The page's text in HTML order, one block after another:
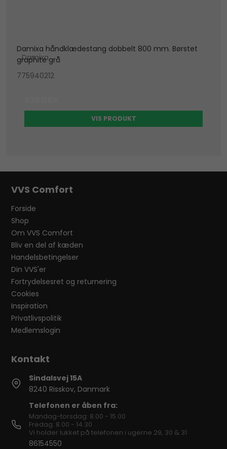
Damixa håndklædestang dobbelt 800 mm. Børstet
graphite grå
Damixa
775940212
VIS PRODUKT
VVS Comfort
Forside
Shop
Om VVS Comfort
Bliv en del af kæden
Handelsbetingelser
Din VVS'er
Fortrydelsesret og returnering
Cookies
Inspiration
Privatlivspolitik
Medlemslogin
Sindalsvej 15A
8240 Risskov, Danmark
Telefonen er åben fra:
Mandag-torsdag: 8.00 - 15.00
Fredag: 8.00 - 14.30
Vi holder lukket på telefonen i ugerne 29, 30 & 31
86154550